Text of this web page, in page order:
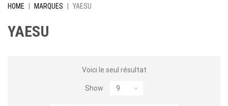
HOME MARQUES YAESU
YAESU
Voici le seul résultat
Show